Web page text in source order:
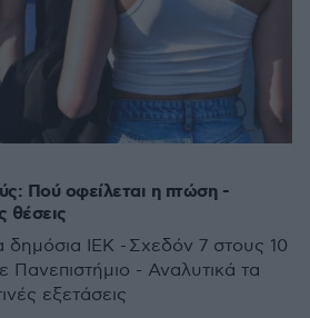
Πού οφείλεται η πτώση -
θέσεις
ΙΕΚ - Σχεδόν 7 στους 10
- Αναλυτικά τα
εξετάσεις